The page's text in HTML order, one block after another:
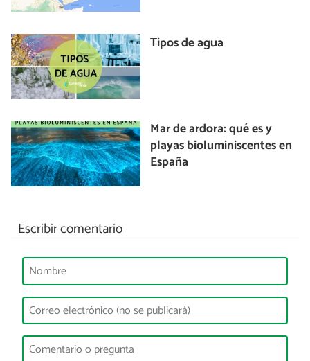
Tipos de agua
Mar de ardora: qué es y
playas bioluminiscentes en
España
Escribir comentario